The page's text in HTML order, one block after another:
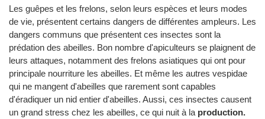
Les guêpes et les frelons, selon leurs espèces et leurs modes
de vie, présentent certains dangers de différentes ampleurs. Les
dangers communs que présentent ces insectes sont la
prédation des abeilles. Bon nombre d'apiculteurs se plaignent de
leurs attaques, notamment des frelons asiatiques qui ont pour
principale nourriture les abeilles. Et même les autres vespidae
qui ne mangent d'abeilles que rarement sont capables
d'éradiquer un nid entier d'abeilles. Aussi, ces insectes causent
un grand stress chez les abeilles, ce qui nuit à la production.